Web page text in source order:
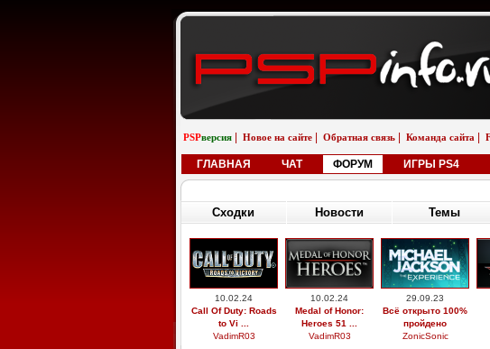
PSPверсия Новое на сайте Обратная связь Команда сайта
ГЛАВНАЯ ЧАТ ФОРУМ ИГРЫ PS4
Сходки Новости Темы
10.02.24
Call Of Duty: Roads
to Vi ...
VadimR03
10.02.24
Medal of Honor:
Heroes 51 ...
VadimR03
29.09.23
Всё открыто 100%
пройдено
ZonicSonic